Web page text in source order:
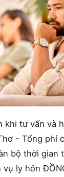
khi tư vấn và
- Tổng phí
bộ thời gian
ly hôn